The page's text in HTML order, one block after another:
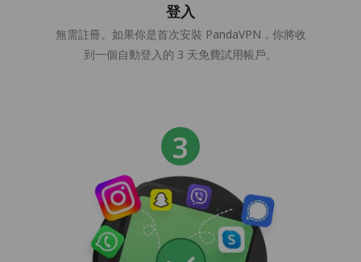
登入
無需註冊。如果你是首次安裝 PandaVPN，你將收
到一個自動登入的 3 天免費試用帳戶。